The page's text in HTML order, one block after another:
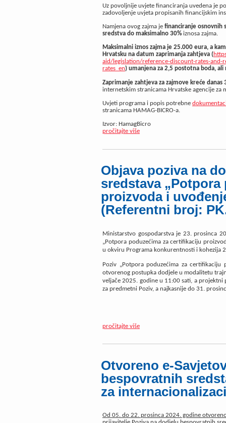
Uz povoljnije uvjete financiranja uvedena je
zadovoljenje uvjeta propisanih financijskim
Namjena ovog zajma je financiranje osnovnih
sredstva do maksimalno 30% iznosa zajma.
Maksimalni iznos zajma je 25.000 eura, a
Hrvatsku na datum zaprimanja zahtjeva (
aid/legislation/reference-discount-rates-
rates_en) umanjena za 2,5 postotna boda, ali
Zaprimanje zahtjeva za zajmove kreće
internetskim stranicama Hrvatske agencije za
Uvjeti programa i popis potrebne
stranicama HAMAG-BICRO-a.
Izvor: HamagBicro
pročitajte više
Objava poziva na
sredstava
proizvoda i
(Referentni broj:
Ministarstvo gospodarstva je 23. prosinca
„Potpora poduzećima za certifikaciju
u okviru Programa konkurentnosti i kohezija
Poziv „Potpora poduzećima za
otvorenog postupka dodjele u modalitetu
veljače 2025. godine u 11:00 sati, a projektni
za predmetni Poziv, a najkasnije do 31.
pročitajte više
Otvoreno e-
bespovratnih
za
Od 05. do 22. prosinca 2024. godine